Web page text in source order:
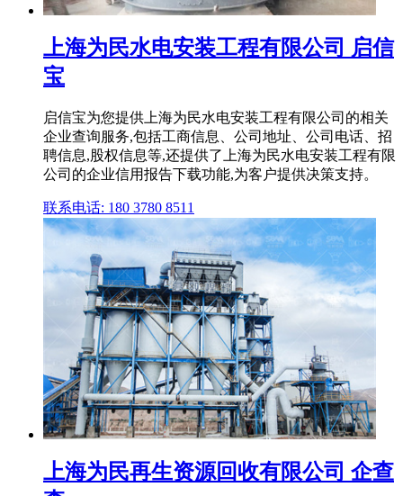
上海为民水电安装工程有限公司 启信
宝
启信宝为您提供上海为民水电安装工程有限公司的相关
企业查询服务,包括工商信息、公司地址、公司电话、招
聘信息,股权信息等,还提供了上海为民水电安装工程有限
公司的企业信用报告下载功能,为客户提供决策支持。
联系电话: 180 3780 8511
上海为民再生资源回收有限公司 企查